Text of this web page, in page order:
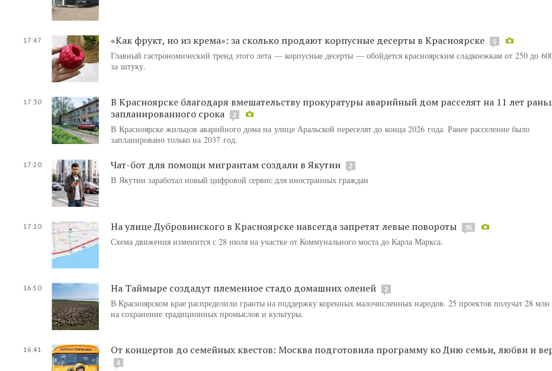
17:47 «Как фрукт, но из крема»: за сколько продают корпусные десерты в Красноярске 5
Главный гастрономический тренд этого лета — корпусные десерты — обойдется красноярским сладкоежкам от 250 до
за штуку.
17:30
В Красноярске благодаря вмешательству прокуратуры аварийный дом расселят на 11 лет
запланированного срока
2
В Красноярске жильцов аварийного дома на улице Аральской переселят до конца 2026 года. Ранее расселение было
запланировано только на 2037 год.
17:20 Чат-бот для помощи мигрантам создали в Якутии 2
В Якутии заработал новый цифровой сервис для иностранных граждан
17:10 На улице Дубровинского в Красноярске навсегда запретят левые повороты 35
Схема движения изменится с 28 июля на участке от Коммунального моста до Карла Маркса.
16:50 На Таймыре создадут племенное стадо домашних оленей 2
В Красноярском крае распределили гранты на поддержку коренных малочисленных народов. 25 проектов получат 28 млн
на сохранение традиционных промыслов и культуры.
16:41 От концертов до семейных квестов: Москва подготовила программу ко Дню семьи, любви и
4